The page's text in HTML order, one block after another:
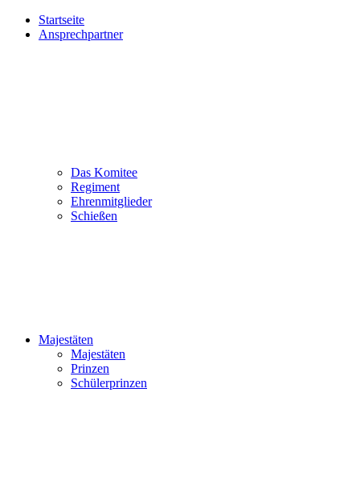
Startseite
Ansprechpartner
Das Komitee
Regiment
Ehrenmitglieder
Schießen
Majestäten
Majestäten
Prinzen
Schülerprinzen